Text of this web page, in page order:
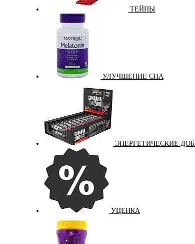
ТЕЙПЫ
УЛУЧШЕНИЕ СНА
ЭНЕРГЕТИЧЕСКИЕ
УЦЕНКА